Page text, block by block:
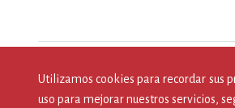
Utilizamos cookies para recordar sus
uso para mejorar nuestros servicios,